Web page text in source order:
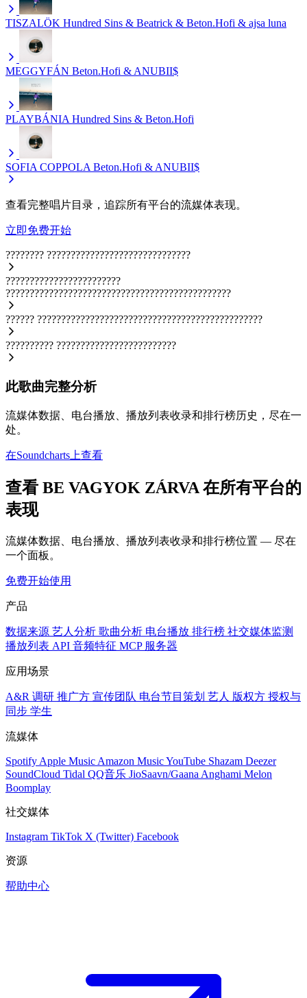
TISZALÖK Hundred Sins & Beatrick & Beton.Hofi & ajsa luna
MEGGYFÁN Beton.Hofi & ANUBII$
PLAYBÁNIA Hundred Sins & Beton.Hofi
SOFIA COPPOLA Beton.Hofi & ANUBII$
查看完整唱片目录，追踪所有平台的流媒体表现。
立即免费开始
???????? ??????????????????????????????
????????????????????????
???????????????????????????????????????????????
?????? ???????????????????????????????????????????????
?????????? ?????????????????????????
此歌曲完整分析
流媒体数据、电台播放、播放列表收录和排行榜历史，尽在一
处。
在Soundcharts上查看
查看 BE VAGYOK ZÁRVA 在所有平台的
表现
流媒体数据、电台播放、播放列表收录和排行榜位置 — 尽在
一个面板。
免费开始使用
产品
数据来源 艺人分析 歌曲分析 电台播放 排行榜 社交媒体监测
播放列表 API 音频特征 MCP 服务器
应用场景
A&R 调研 推广方 宣传团队 电台节目策划 艺人 版权方 授权与
同步 学生
流媒体
Spotify Apple Music Amazon MusicYouTube Shazam Deezer
SoundCloud Tidal QQ音乐 JioSaavn/Gaana Anghami Melon
Boomplay
社交媒体
Instagram TikTok X (Twitter) Facebook
资源
帮助中心